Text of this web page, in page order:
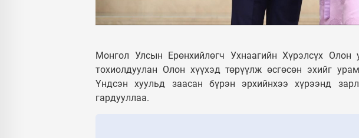
Монгол Улсын Ерөнхийлөгч Ухнаагийн Хүрэлсүх Олон
тохиолдуулан Олон хүүхэд төрүүлж өсгөсөн эхийг
Үндсэн хуульд заасан бүрэн эрхийнхээ хүрээнд
гардууллаа.
Монгол Улсын
ээжүүдэд Алдарт эхийн
одон гардуулав
Таван
орон
орон
орууллаа